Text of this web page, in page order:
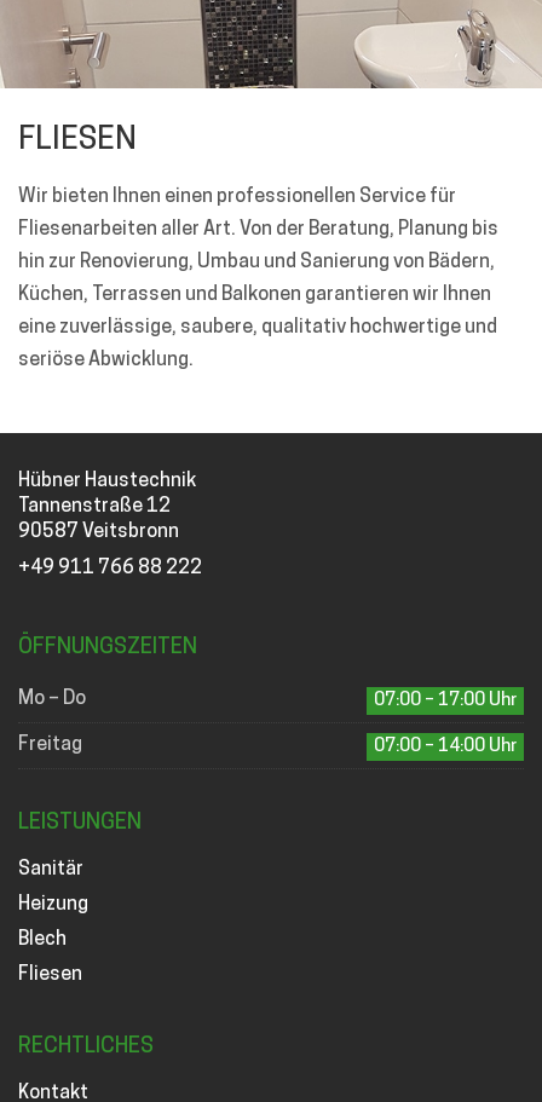
FLIESEN
Wir bieten Ihnen einen professionellen Service für
Fliesenarbeiten aller Art. Von der Beratung, Planung bis
hin zur Renovierung, Umbau und Sanierung von Bädern,
Küchen, Terrassen und Balkonen garantieren wir Ihnen
eine zuverlässige, saubere, qualitativ hochwertige und
seriöse Abwicklung.
Hübner Haustechnik
Tannenstraße 12
90587 Veitsbronn
+49 911 766 88 222
ÖFFNUNGSZEITEN
Mo – Do 07:00 – 17:00 Uhr
Freitag 07:00 – 14:00 Uhr
LEISTUNGEN
Sanitär
Heizung
Blech
Fliesen
RECHTLICHES
Kontakt